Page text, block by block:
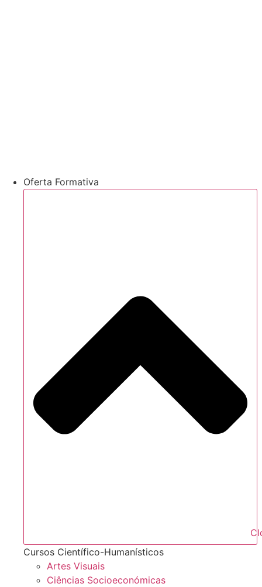
Oferta Formativa
Cursos Científico-Humanísticos
Artes Visuais
Ciências Socioeconómicas